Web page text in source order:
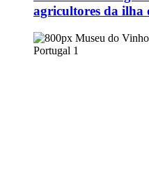
agricultores da ilha